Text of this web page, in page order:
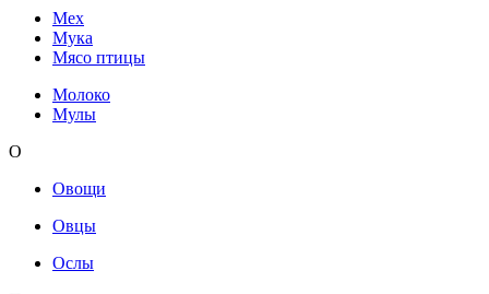
Мех
Мука
Мясо птицы
Молоко
Мулы
О
Овощи
Овцы
Ослы